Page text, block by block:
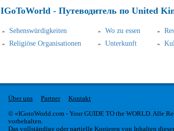
IGoToWorld - Путеводитель по United
Sehenswürdigkeiten Wo zu essen
Religiöse Organisationen
Unterkunft
Über uns Partner
Kontakt
© «IGotoWorld.com - Your GUIDE TO the WORLD. Alle
vorbehalten.
Das vollständige oder partielle Kopieren von Inhalten